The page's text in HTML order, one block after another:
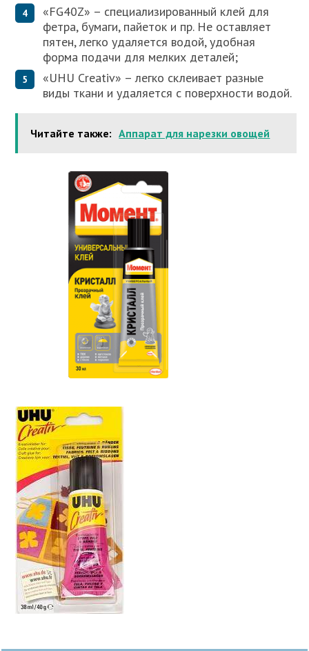
«FG40Z» – специализированный клей для
фетра, бумаги, пайеток и пр. Не оставляет
пятен, легко удаляется водой, удобная
форма подачи для мелких деталей;
«UHU Creativ» – легко склеивает разные
виды ткани и удаляется с поверхности водой.
Читайте также: Аппарат для нарезки овощей